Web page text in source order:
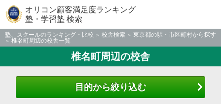
オリコン顧客満足度ランキング
塾・学習塾 検索
塾、スクールのランキング・比較 校舎検索
東京都の駅・市区町村から探す
椎名町周辺の校舎一覧
椎名町周辺の校舎
目的から絞り込む